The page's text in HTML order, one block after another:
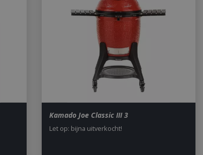
Kamado Joe Classic III 3
Let op: bijna uitverkocht!